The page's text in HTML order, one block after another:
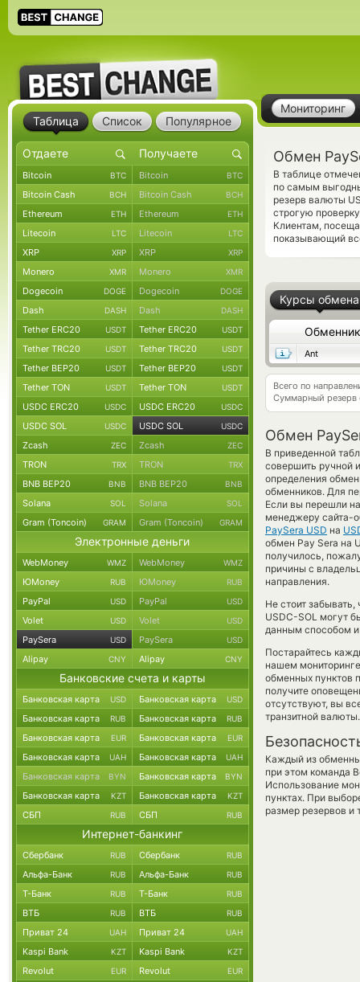
Мониторинг
Обмен
В таблице
по самым
резерв валюты
строгую
Клиентам,
показывающий
Курсы обмена
Обменник
Ant
Всего по
Суммарный резерв
Обмен
В приведенной
совершить ручной
определения
обменников. Для
Если вы перешли
менеджеру сайта-
PaySera USD на
обмен Pay Sera на
получилось,
причины с
направления.
Не стоит
USDC-SOL могут
данным способом и
Постарайтесь
нашем
обменных пунктов
получите
отсутствуют, вы
транзитной валюты.
Каждый из
при этом команда
Использование
пунктах. При
размер резервов и
Таблица Список Популярное
Bitcoin BTC Bitcoin BTC
Bitcoin Cash BCH Bitcoin Cash BCH
Ethereum ETH Ethereum ETH
Litecoin LTC Litecoin LTC
XRP XRP XRP XRP
Monero XMR Monero XMR
Dogecoin DOGE Dogecoin DOGE
Dash DASH Dash DASH
Tether ERC20 USDT Tether ERC20 USDT
Tether TRC20 USDT Tether TRC20 USDT
Tether BEP20 USDT Tether BEP20 USDT
Tether TON USDT Tether TON USDT
USDC ERC20 USDC USDC ERC20 USDC
USDC SOL USDC USDC SOL USDC
Zcash ZEC Zcash ZEC
TRON TRX TRON TRX
BNB BEP20 BNB BNB BEP20 BNB
Solana SOL Solana SOL
Gram (Toncoin) GRAM Gram (Toncoin) GRAM
Электронные деньги
WebMoney WMZ WebMoney WMZ
ЮMoney RUB ЮMoney RUB
PayPal USD PayPal USD
Volet USD Volet USD
PaySera USD PaySera USD
Alipay CNY Alipay CNY
Банковские счета и карты
Банковская карта USD Банковская карта USD
Банковская карта RUB Банковская карта RUB
Банковская карта EUR Банковская карта EUR
Банковская карта UAH Банковская карта UAH
Банковская карта BYN Банковская карта BYN
Банковская карта KZT Банковская карта KZT
СБП RUB СБП RUB
Интернет-банкинг
Сбербанк RUB Сбербанк RUB
Альфа-Банк RUB Альфа-Банк RUB
Т-Банк RUB Т-Банк RUB
ВТБ RUB ВТБ RUB
Приват 24 UAH Приват 24 UAH
Kaspi Bank KZT Kaspi Bank KZT
Revolut EUR Revolut EUR